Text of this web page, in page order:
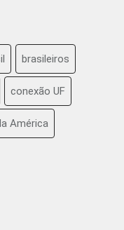
brasileiros
conexão UF
América